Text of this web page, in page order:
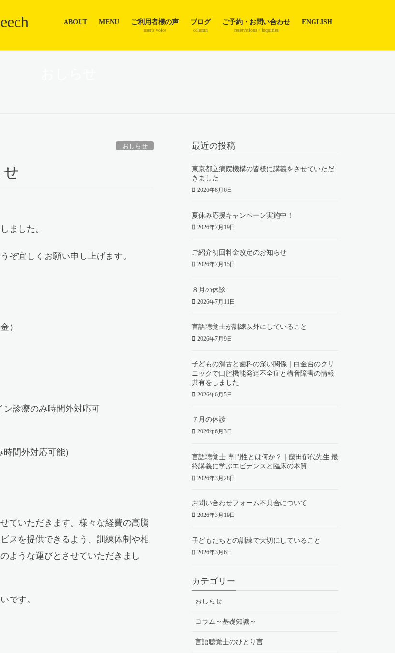
ABOUT MENU ご利用者様の声
user’s voice
ブログ
column
ご予約・お問い合わせ
reservations / inquiries
ENGLISH
おしらせ
ました。
ぞ宜しくお願い申し上げます。
）
診療のみ時間外対応可
間外対応可能）
ていただきます。様々な経費の高騰
スを提供できるよう、訓練体制や相
ような運びとさせていただきまし
です。
最近の投稿
東京都立病院機構の皆様に講義をさせていただ
きました
2026年8月6日
夏休み応援キャンペーン実施中！
2026年7月19日
ご紹介初回料金改定のお知らせ
2026年7月15日
８月の休診
2026年7月11日
言語聴覚士が訓練以外にしていること
2026年7月9日
子どもの滑舌と歯科の深い関係｜白金台のクリ
ニックで口腔機能発達不全症と構音障害の情報
共有をしました
2026年6月5日
７月の休診
2026年6月3日
言語聴覚士 専門性とは何か？｜藤田郁代先生 最
終講義に学ぶエビデンスと臨床の本質
2026年3月28日
お問い合わせフォーム不具合について
2026年3月19日
子どもたちとの訓練で大切にしていること
2026年3月6日
カテゴリー
おしらせ
コラム～基礎知識～
言語聴覚士のひとり言